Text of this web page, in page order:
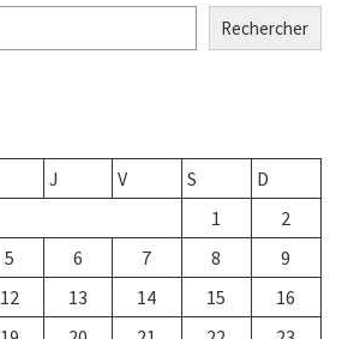
Rechercher
J V S
D
1
2
5 6 7 8
9
12 13 14 15
16